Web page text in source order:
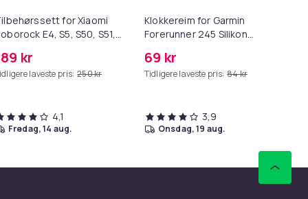
for Xiaomi
E4, S5, S50, S51,
4
filter,1
kr
laveste pris: 250 kr
4,1
fredag, 14 aug.
Klokkereim for Garmin
Forerunner 245 Silikon
69 kr
Tidligere laveste pris: 84 kr
3,9
onsdag, 19 aug.